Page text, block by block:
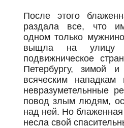
После этого
раздала все, что
одном только
выщла на улицу
подвижническое
Петербургу, зимой
всяческим
невразуметельнные
повод злым людям,
над ней. Но
несла свой